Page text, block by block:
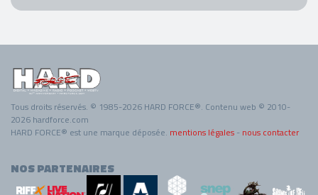
Tous droits réservés. © 1985-2026 HARD FORCE®. Contenu web © 2010-
2026 hardforce.com
HARD FORCE® est une marque déposée. mentions légales - nous contacter
NOS PARTENAIRES